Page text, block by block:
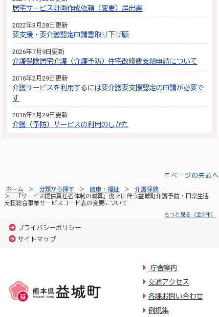
居宅サービス計画作成依頼（変更）届出書
2022年3月28日更新
要支援・要介護認定申請書取り下げ願
2026年7月9日更新
介護保険居宅介護（介護予防）住宅改修費支給申請について
2016年2月29日更新
介護サービスを利用するには要介護要支援認定の申請が必要で
す
2016年2月29日更新
介護（予防）サービスの利用のしかた
ページの先頭へ
ホーム 分類から探す 健康・福祉
介護保険
「サービス提供責任者体制の減算」廃止に伴う益城町介護予防・日常生活
支援総合事業サービスコード表の変更について
もっと見る（全3件）
プライバシーポリシー
サイトマップ
庁舎案内
交通アクセス
各課お問い合わせ
例規集